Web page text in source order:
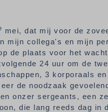
mei, dat mij voor de
mijn collega's en mijn
de plaats voor het
24 uur om de
3 korporaals
de noodzaak
onzer sergeants, een
die lang reeds dag in